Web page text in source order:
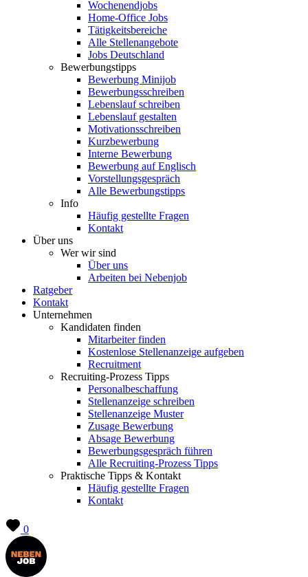
Wochenendjobs
Home-Office Jobs
Tätigkeitsbereiche
Alle Stellenangebote
Jobs Deutschland
Bewerbungstipps
Bewerbung Minijob
Bewerbungsschreiben
Lebenslauf schreiben
Lebenslauf gestalten
Motivationsschreiben
Kurzbewerbung
Interne Bewerbung
Bewerbung auf Englisch
Vorstellungsgespräch
Alle Bewerbungstipps
Info
Häufig gestellte Fragen
Kontakt
Über uns
Wer wir sind
Über uns
Arbeiten bei Nebenjob
Ratgeber
Kontakt
Unternehmen
Kandidaten finden
Mitarbeiter finden
Kostenlose Stellenanzeige aufgeben
Recruitment
Recruiting-Prozess Tipps
Personalbeschaffung
Stellenanzeige schreiben
Stellenanzeige Muster
Zusage Bewerbung
Absage Bewerbung
Bewerbungsgespräch führen
Alle Recruiting-Prozess Tipps
Praktische Tipps & Kontakt
Häufig gestellte Fragen
Kontakt
0